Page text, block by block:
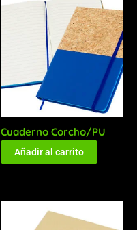
Cuaderno Corcho/PU
Añadir al carrito